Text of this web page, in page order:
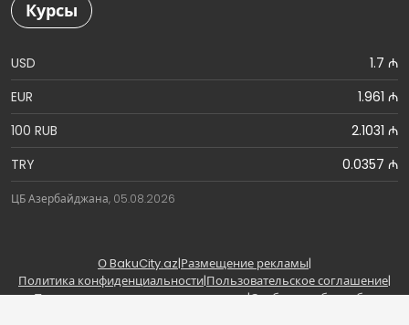
Курсы
USD
1.7 ₼
EUR
1.961 ₼
100 RUB
2.1031 ₼
TRY
0.0357 ₼
ЦБ Азербайджана, 05.08.2026
О BakuCity.az|Размещение рекламы|
Политика конфиденциальности|Пользовательское соглашение|
Правила использования материалов|Сообщить об ошибке